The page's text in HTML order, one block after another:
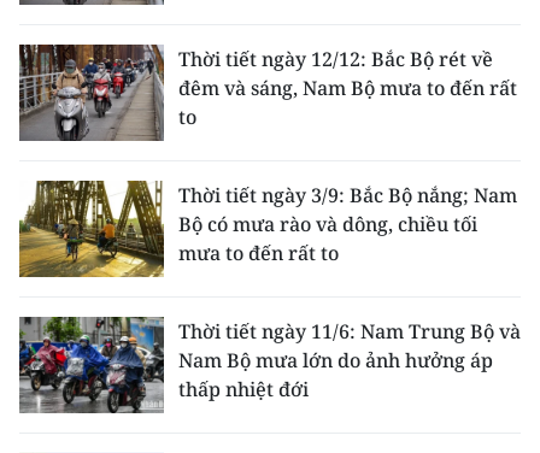
XÃ HỘI
PHÁP LUẬT
DU LỊCH
THẾ GIỚI
GIÁO DỤC
Thời tiết ngày 12/12: Bắc Bộ rét về
đêm và sáng, Nam Bộ mưa to đến rất
to
Thời tiết ngày 3/9: Bắc Bộ nắng; Nam
Bộ có mưa rào và dông, chiều tối
mưa to đến rất to
Thời tiết ngày 11/6: Nam Trung Bộ và
Nam Bộ mưa lớn do ảnh hưởng áp
thấp nhiệt đới